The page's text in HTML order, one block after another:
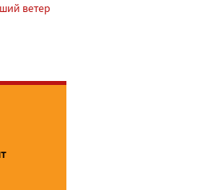
ветер